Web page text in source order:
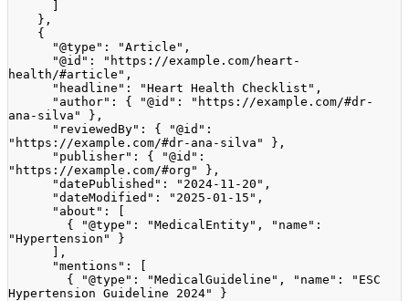
} ,
{
"@type" : "Article" ,
"@id" :
"https://example.com/heart-
health/#article" ,
"headline" : "Heart Health Checklist" ,
"author" : { "@id" :
"https://example.com/#dr-
ana-silva"
} ,
"reviewedBy" : { "@id" :
"https://example.com/#dr-ana-silva"
} ,
"publisher" : { "@id" :
"https://example.com/#org"
} ,
"datePublished" : "2024-11-20" ,
"dateModified" : "2025-01-15" ,
"about" :
{
"@type" : "MedicalEntity" , "name" :
"Hypertension"
}
,
"mentions" :
{
"@type" : "MedicalGuideline" , "name" :
"ESC
Hypertension Guideline 2024"
}